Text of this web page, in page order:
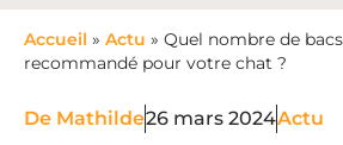
Accueil » Actu » Quel nombre de
recommandé pour votre chat ?
De Mathilde26 mars 2024Actu